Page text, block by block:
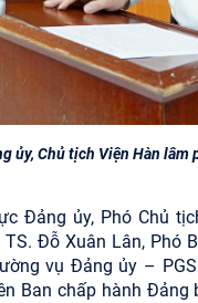
ủy, Chủ tịch Viện Hàn
Đảng ủy, Phó Chủ
Đỗ Xuân Lân, Phó
vụ Đảng ủy –
Ban chấp hành Đảng